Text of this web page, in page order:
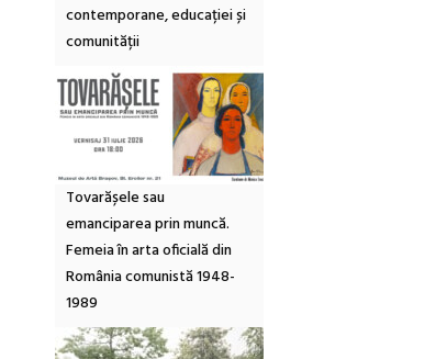
contemporane, educației și
comunității
Tovarășele sau
emanciparea prin muncă.
Femeia în arta oficială din
România comunistă 1948-
1989